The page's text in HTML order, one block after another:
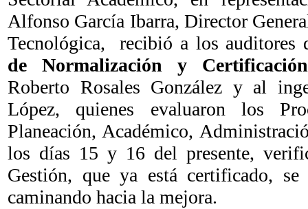
Alfonso García Ibarra, Director
Tecnológica, recibió a los auditores
de Normalización y
Roberto Rosales González y al
López, quienes evaluaron los
Planeación, Académico,
los días 15 y 16 del presente,
Gestión, que ya está certificado, se
caminando hacia la mejora.